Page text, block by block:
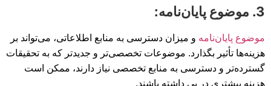
3. موضوع پایان‌نامه:
موضوع پایان‌نامه و میزان دسترسی به منابع اطلاعاتی، می‌تواند بر
هزینه‌ها تأثیر بگذارد. موضوعات تخصصی‌تر و جدیدتر که به تحقیقات
گسترده‌تر و دسترسی به منابع تخصصی نیاز دارند، ممکن است
هزینه بیشتری در پی داشته باشند.